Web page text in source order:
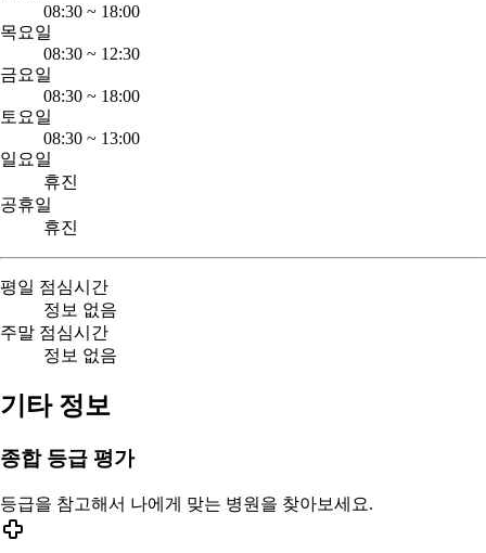
08:30 ~ 18:00
목요일
08:30 ~ 12:30
금요일
08:30 ~ 18:00
토요일
08:30 ~ 13:00
일요일
휴진
공휴일
휴진
평일 점심시간
정보 없음
주말 점심시간
정보 없음
기타 정보
종합 등급 평가
등급을 참고해서 나에게 맞는 병원을 찾아보세요.